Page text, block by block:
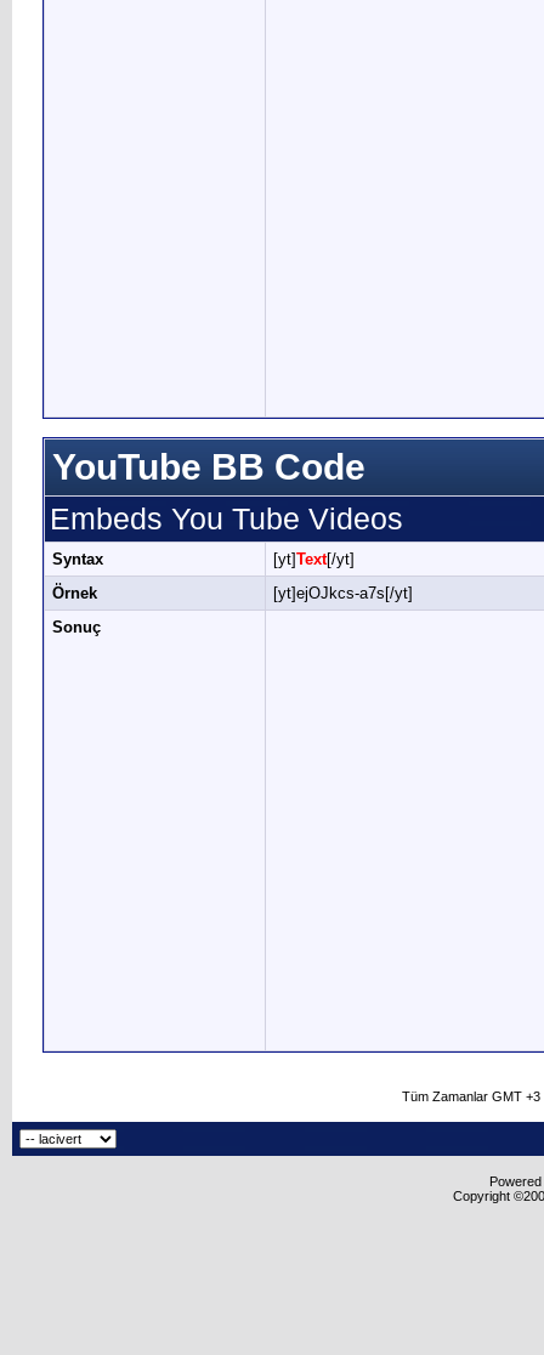
YouTube BB Code
Embeds You Tube Videos
Syntax [yt]Text[/yt]
Örnek
[yt]ejOJkcs-a7s[/yt]
Sonuç
Tüm Zamanlar GMT
Copyright